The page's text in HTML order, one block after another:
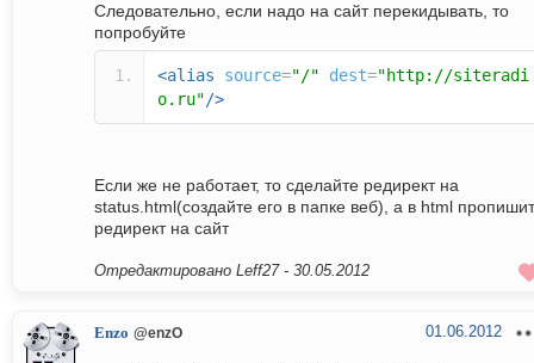
Следовательно, если надо на сайт перекидывать, то
попробуйте
<alias source="/" dest="http://siteradi
o.ru"/>
Если же не работает, то сделайте редирект на
status.html(создайте его в папке веб), а в html
редирект на сайт
Отредактировано Leff27 - 30.05.2012
Enzo @enzO 01.06.2012